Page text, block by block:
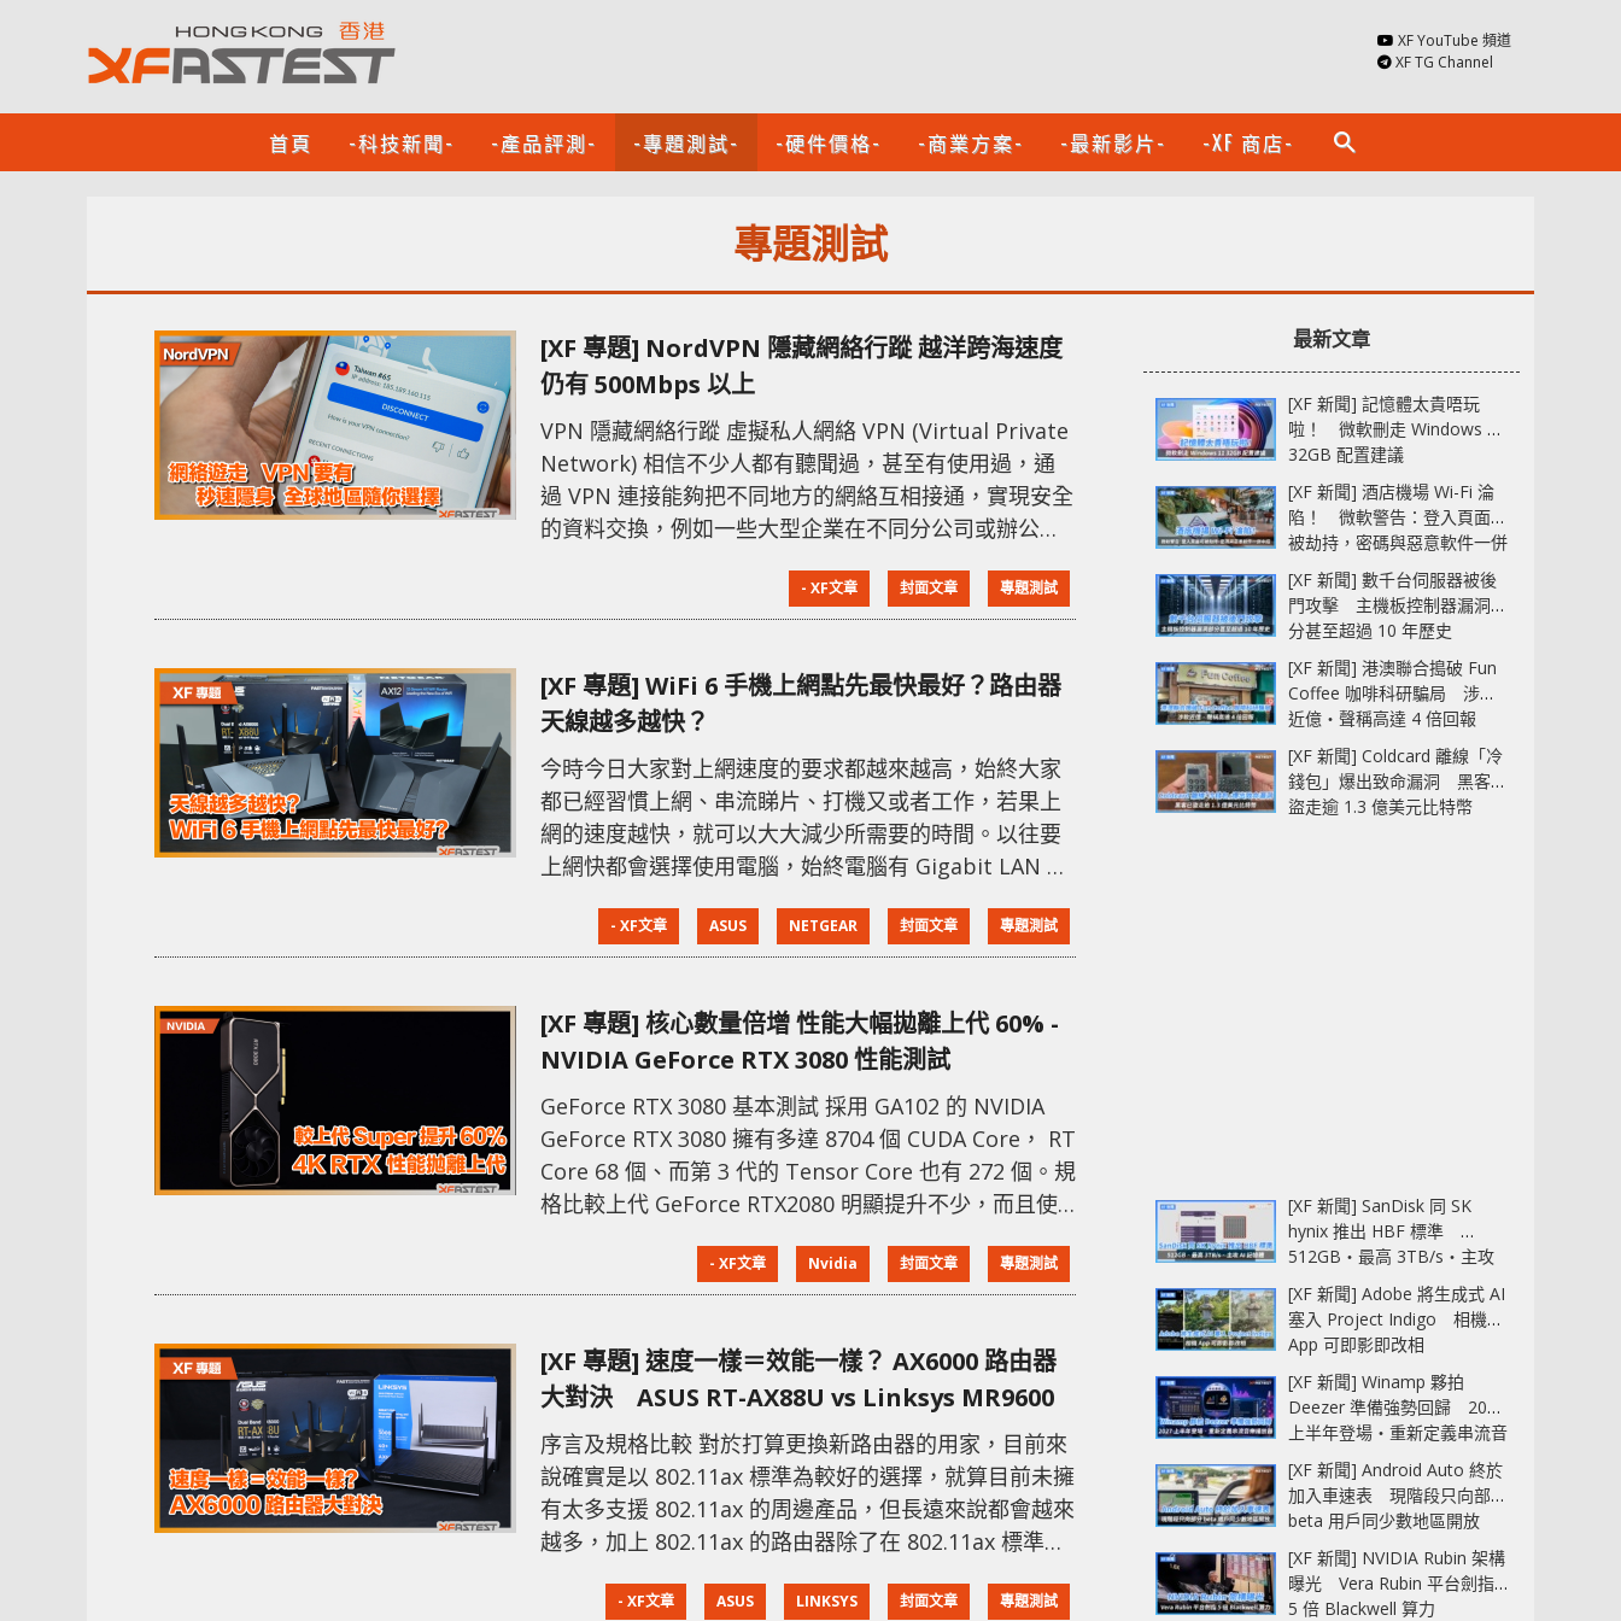
XF YouTube 頻道
XF TG Channel
首頁 -科技新聞- -產品評測- -專題測試- -硬件價格- -商業方案- -最新影片- -XF 商店- search
專題測試
[XF 專題] NordVPN 隱藏網絡行蹤 越洋跨海速度
仍有 500Mbps 以上
VPN 隱藏網絡行蹤 虛擬私人網絡 VPN (Virtual Private
Network) 相信不少人都有聽聞過，甚至有使用過，通
過 VPN 連接能夠把不同地方的網絡互相接通，實現安全
的資料交換，例如一些大型企業在不同分公司或辦公室
保一些存取被局限於公司內部方可連接到 ，同時亦會有
不少人利用 VPN 方式去進行不同的網絡存取，以加強傳
VPN 功能，大型企業可能會有一些商用方案或者
- XF文章 封面文章 專題測試
[XF 專題] WiFi 6 手機上網點先最快最好？路由器
天線越多越快？
今時今日大家對上網速度的要求都越來越高，始終大家
都已經習慣上網、串流睇片、打機又或者工作，若果上
網的速度越快，就可以大大減少所需要的時間。以往要
上網快都會選擇使用電腦，始終電腦有 Gigabit LAN 才
WiFi 都已升級到 WiFi 6 標準，擁有更快的連接速度與
及接收距離，當然要有路由器的配合才能享受到新一代
Nighthawk AX12 路由器，可支援最高 6Gbps 的速
度，更有 MU-MIM
- XF文章 ASUS NETGEAR 封面文章 專題測試
[XF 專題] 核心數量倍增 性能大幅拋離上代 60% -
NVIDIA GeForce RTX 3080 性能測試
GeForce RTX 3080 基本測試 採用 GA102 的 NVIDIA
GeForce RTX 3080 擁有多達 8704 個 CUDA Core， RT
Core 68 個、而第 3 代的 Tensor Core 也有 272 個。規
格比較上代 GeForce RTX2080 明顯提升不少，而且使
相對較低，只有 1,710MHz，Core 核心數量增加但時脈
略減，到底得出的性能會與上代 RTX 2080 相差多少？
- XF文章 Nvidia 封面文章 專題測試
[XF 專題] 速度一樣＝效能一樣？ AX6000 路由器
大對決 ASUS RT-AX88U vs Linksys MR9600
序言及規格比較 對於打算更換新路由器的用家，目前來
說確實是以 802.11ax 標準為較好的選擇，就算目前未擁
有太多支援 802.11ax 的周邊產品，但長遠來說都會越來
越多，加上 802.11ax 的路由器除了在 802.11ax 標準下
度。現時市面上各大品牌都有推出 802.11ax 標準的路由
- XF文章 ASUS LINKSYS 封面文章 專題測試
最新文章
[XF 新聞] 記憶體太貴唔玩
啦！ 微軟刪走 Windows 11
32GB 配置建議
[XF 新聞] 酒店機場 Wi-Fi 淪
陷！ 微軟警告：登入頁面可
被劫持，密碼與惡意軟件一併
中招
[XF 新聞] 數千台伺服器被後
門攻擊 主機板控制器漏洞部
分甚至超過 10 年歷史
[XF 新聞] 港澳聯合搗破 Fun
Coffee 咖啡科研騙局 涉款
近億‧聲稱高達 4 倍回報
[XF 新聞] Coldcard 離線「冷
錢包」爆出致命漏洞 黑客已
盜走逾 1.3 億美元比特幣
[XF 新聞] SanDisk 同 SK
hynix 推出 HBF 標準
512GB‧最高 3TB/s‧主攻
AI 記憶體
[XF 新聞] Adobe 將生成式 AI
塞入 Project Indigo 相機
App 可即影即改相
[XF 新聞] Winamp 夥拍
Deezer 準備強勢回歸 2027
上半年登場‧重新定義串流音
樂播放器
[XF 新聞] Android Auto 終於
加入車速表 現階段只向部分
beta 用戶同少數地區開放
[XF 新聞] NVIDIA Rubin 架構
曝光 Vera Rubin 平台劍指
5 倍 Blackwell 算力